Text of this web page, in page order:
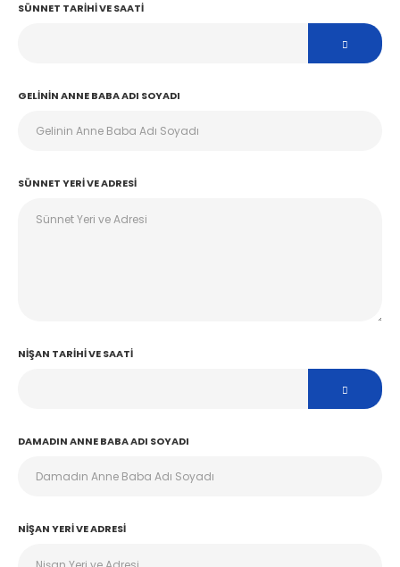
SÜNNET TARIHI VE SAATI
GELININ ANNE BABA ADI SOYADI
SÜNNET YERI VE ADRESI
NIŞAN TARIHI VE SAATI
DAMADIN ANNE BABA ADI SOYADI
NIŞAN YERI VE ADRESI